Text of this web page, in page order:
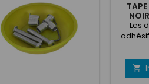
Les
B-G
mm,
